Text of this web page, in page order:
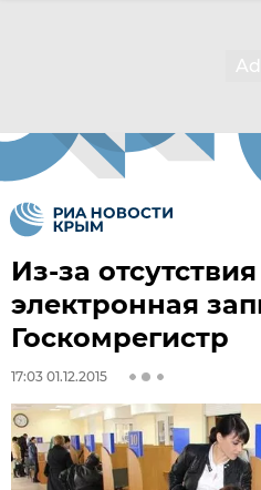
Из-за
электронная
Госкомрегистр
17:03 01.12.2015